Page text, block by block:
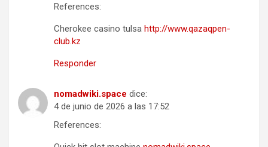
References:
Cherokee casino tulsa http://www.qazaqpen-
club.kz
Responder
nomadwiki.space dice:
4 de junio de 2026 a las 17:52
References: